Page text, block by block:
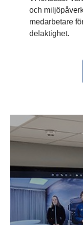
och
medarbetare
delaktighet.